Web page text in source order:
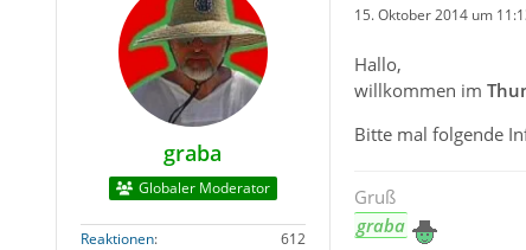
graba
Globaler Moderator
Reaktionen
612
15. Oktober 2014 um
Hallo,
willkommen im
Bitte mal folgende
Gruß
graba